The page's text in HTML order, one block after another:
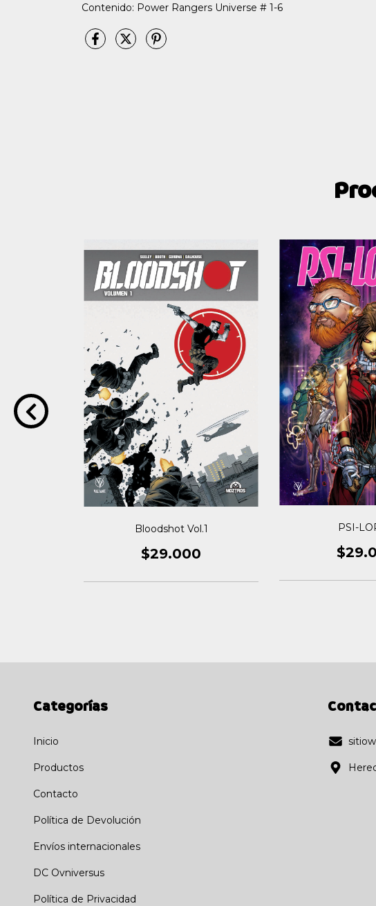
Contenido: Power Rangers Universe # 1-6
Bloodshot Vol.1
$29.000
PSI-
Categorías
Inicio
Productos
Contacto
Política de Devolución
Envíos internacionales
DC Ovniversus
Política de Privacidad